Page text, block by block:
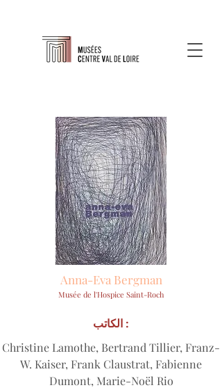
Anna-Eva Bergman
Musée de l'Hospice Saint-Roch
Christine Lamothe, Bertrand Tillier, Franz-
W. Kaiser, Frank Claustrat, Fabienne
Dumont, Marie-Noël Rio
الكاتب :